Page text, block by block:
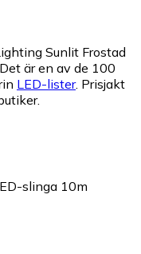
Sunlit Frostad
Det är en av de 100
LED-lister. Prisjakt
slinga 10m